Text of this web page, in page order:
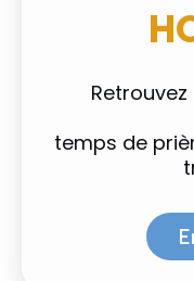
temps de